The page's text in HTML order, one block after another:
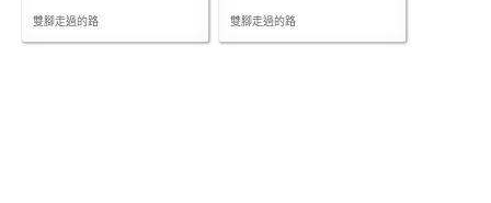
雙腳走過的路 雙腳走過的路